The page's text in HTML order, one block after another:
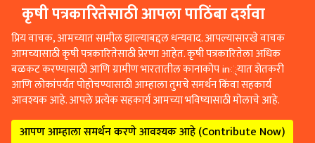
कृषी पत्रकारितेसाठी आपला पाठिंबा दर्शवा
प्रिय वाचक, आमच्यात सामील झाल्याबद्दल धन्यवाद. आपल्यासारखे वाचक
आमच्यासाठी कृषी पत्रकारितेसाठी प्रेरणा आहेत. कृषी पत्रकारितेला अधिक
बळकट करण्यासाठी आणि ग्रामीण भारतातील कानाकोप in्यात शेतकरी
आणि लोकांपर्यंत पोहोचण्यासाठी आम्हाला तुमचे समर्थन किंवा सहकार्य
आवश्यक आहे. आपले प्रत्येक सहकार्य आमच्या भविष्यासाठी मोलाचे आहे.
आपण आम्हाला समर्थन करणे आवश्यक आहे (Contribute Now)